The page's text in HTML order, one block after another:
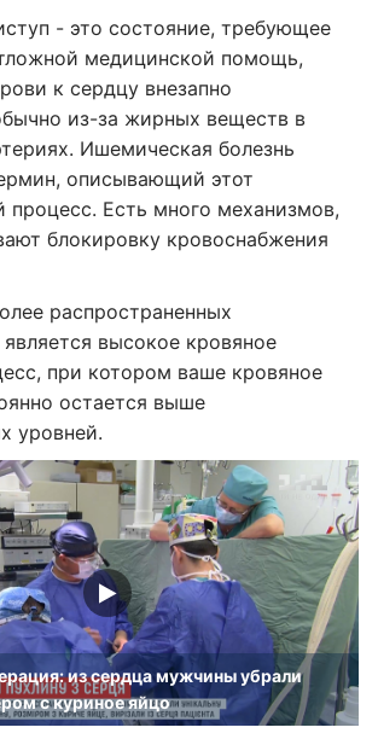
- это состояние, требующее
медицинской помощь,
к сердцу внезапно
из-за жирных веществ в
Ишемическая болезнь
описывающий этот
процесс. Есть много механизмов,
блокировку кровоснабжения
распространенных
является высокое кровяное
при котором ваше кровяное
остается выше
уровней.
из сердца мужчины убрали
с куриное яйцо